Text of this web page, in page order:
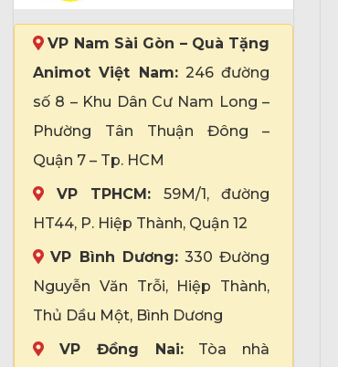
VP Nam Sài Gòn – Quà Tặng
Animot Việt Nam:246 đường
số 8 – Khu Dân Cư Nam Long –
Phường Tân Thuận Đông –
Quận 7 – Tp. HCM
VP TPHCM: 59M/1, đường
HT44, P. Hiệp Thành, Quận 12
VP Bình Dương:330 Đường
Nguyễn Văn Trỗi, Hiệp Thành,
Thủ Dầu Một, Bình Dương
VP Đồng Nai:Tòa nhà